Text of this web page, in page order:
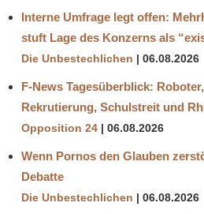
Interne Umfrage legt offen:
stuft Lage des Konzerns als
Die Unbestechlichen 06.08.2026
F-News Tagesüberblick:
Rekrutierung, Schulstreit und
Opposition 24 06.08.2026
Wenn Pornos den Glauben
Debatte
Die Unbestechlichen 06.08.2026